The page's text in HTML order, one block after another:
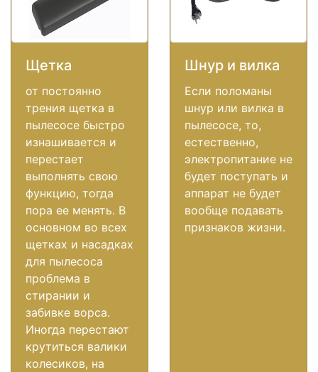
Щетка
от постоянно
трения щетка в
пылесосе быстро
изнашивается и
перестает
выполнять свою
функцию, тогда
пора ее менять. В
основном во всех
щетках и насадках
для пылесоса
проблема в
стирании и
забивке ворса.
Иногда перестают
крутиться валики
колесиков, на
Шнур и вилка
Если поломаны
шнур или вилка в
пылесосе, то,
естественно,
электропитание не
будет поступать и
аппарат не будет
вообще подавать
признаков жизни.